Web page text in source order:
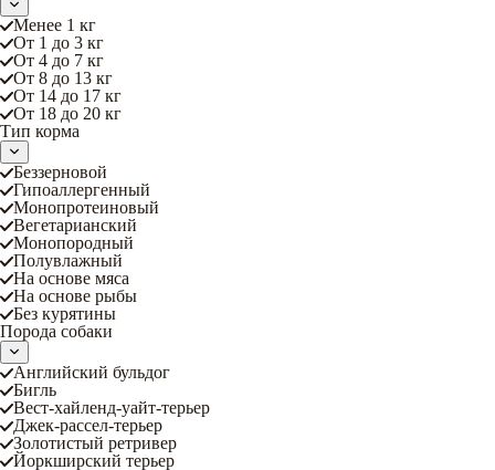
Менее 1 кг
От 1 до 3 кг
От 4 до 7 кг
От 8 до 13 кг
От 14 до 17 кг
От 18 до 20 кг
Тип корма
Беззерновой
Гипоаллергенный
Монопротеиновый
Вегетарианский
Монопородный
Полувлажный
На основе мяса
На основе рыбы
Без курятины
Порода собаки
Английский бульдог
Бигль
Вест-хайленд-уайт-терьер
Джек-рассел-терьер
Золотистый ретривер
Йоркширский терьер